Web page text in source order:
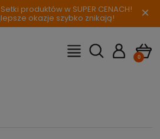
Setki produktów w SUPER CENACH!
okazje szybko znikają! ×